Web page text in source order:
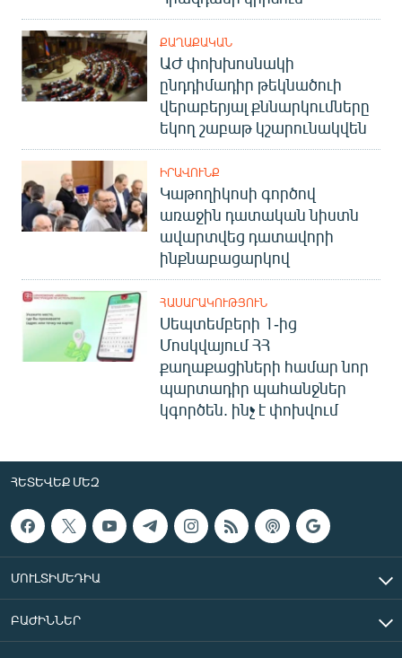
«Ազատության» բոլոր կայքերը
ՔԱՂԱՔԱԿԱՆ
ԱԺ փոխխոսնակի
ընդդիմադիր թեկնածուի
վերաբերյալ քննարկումները
եկող շաբաթ կշարունակվեն
ԻՐԱՎՈՒՆՔ
Կաթողիկոսի գործով
առաջին դատական նիստն
ավարտվեց դատավորի
ինքնաբացարկով
ՀԱՍԱՐԱԿՈՒԹՅՈՒՆ
Սեպտեմբերի 1-ից
Մոսկվայում ՀՀ
քաղաքացիների համար նոր
պարտադիր պահանջներ
կգործեն. ինչ է փոխվում
ՀԵՏԵՎԵՔ ՄԵԶ
ՄՈՒԼՏԻՄԵԴԻԱ
ԲԱԺԻՆՆԵՐ